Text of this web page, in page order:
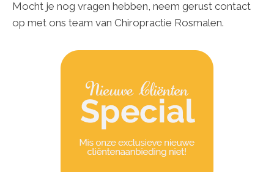
Mocht je nog vragen hebben, neem gerust contact
op met ons team van Chiropractie Rosmalen.